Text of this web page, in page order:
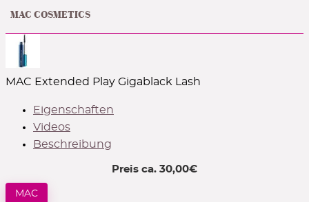
MAC COSMETICS
MAC Extended Play Gigablack Lash
Eigenschaften
Videos
Beschreibung
Preis ca. 30,00€
MAC